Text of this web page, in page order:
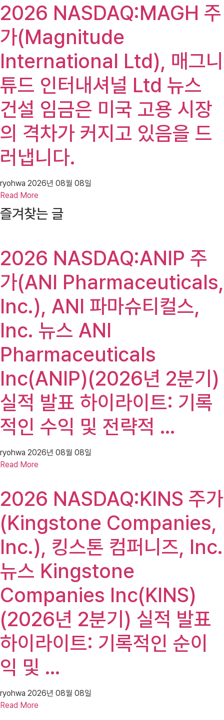
2026 NASDAQ:MAGH 주
가(Magnitude
International Ltd), 매그니
튜드 인터내셔널 Ltd 뉴스
건설 임금은 미국 고용 시장
의 격차가 커지고 있음을 드
러냅니다.
ryohwa 2026년 08월 08일
Read More
즐겨찾는 글
2026 NASDAQ:ANIP 주
가(ANI Pharmaceuticals,
Inc.), ANI 파마슈티컬스,
Inc. 뉴스 ANI
Pharmaceuticals
Inc(ANIP)(2026년 2분기)
실적 발표 하이라이트: 기록
적인 수익 및 전략적 …
ryohwa 2026년 08월 08일
Read More
2026 NASDAQ:KINS 주가
(Kingstone Companies,
Inc.), 킹스톤 컴퍼니즈, Inc.
뉴스 Kingstone
Companies Inc(KINS)
(2026년 2분기) 실적 발표
하이라이트: 기록적인 순이
익 및 …
ryohwa 2026년 08월 08일
Read More